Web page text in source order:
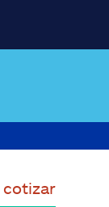
cotizar